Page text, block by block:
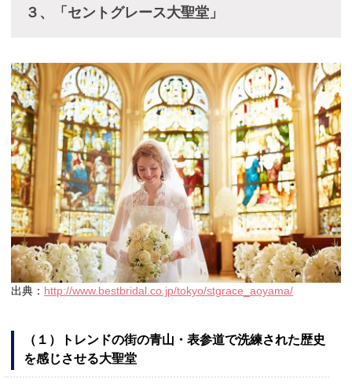
３、「セントグレース大聖堂」
出典： http://www.bestbridal.co.jp/tokyo/stgrace_aoyama/
（１）トレンドの街の青山・表参道で洗練された歴史
を感じさせる大聖堂